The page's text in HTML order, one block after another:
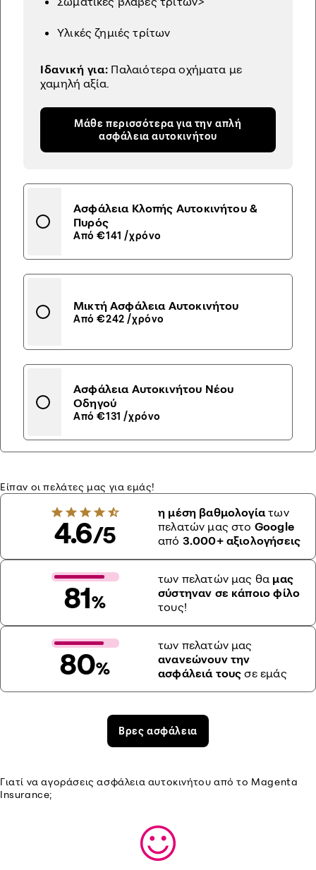
Υλικές ζημιές τρίτων
Ιδανική για: Παλαιότερα οχήματα με
χαμηλή αξία.
Μάθε περισσότερα για την απλή
ασφάλεια αυτοκινήτου
Ασφάλεια Κλοπής Αυτοκινήτου &
Πυρός
Από €141 /χρόνο
Μικτή Ασφάλεια Αυτοκινήτου
Από €242 /χρόνο
Ασφάλεια Αυτοκινήτου Νέου
Οδηγού
Από €131 /χρόνο
Είπαν οι πελάτες μας για εμάς!
4.6/5
η μέση βαθμολογίατων
πελατών μας στο Google
από 3.000+ αξιολογήσεις
81%
των πελατών μας θα μας
σύστηναν σε κάποιο φίλο
τους!
80%
των πελατών μας
ανανεώνουν την
ασφάλειά τους σε εμάς
Βρες ασφάλεια
Γιατί να αγοράσεις ασφάλεια αυτοκινήτου από το Magenta
Insurance;